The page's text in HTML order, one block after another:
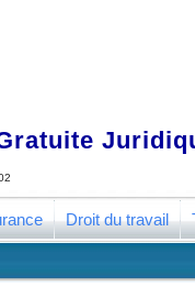
Droit du travail